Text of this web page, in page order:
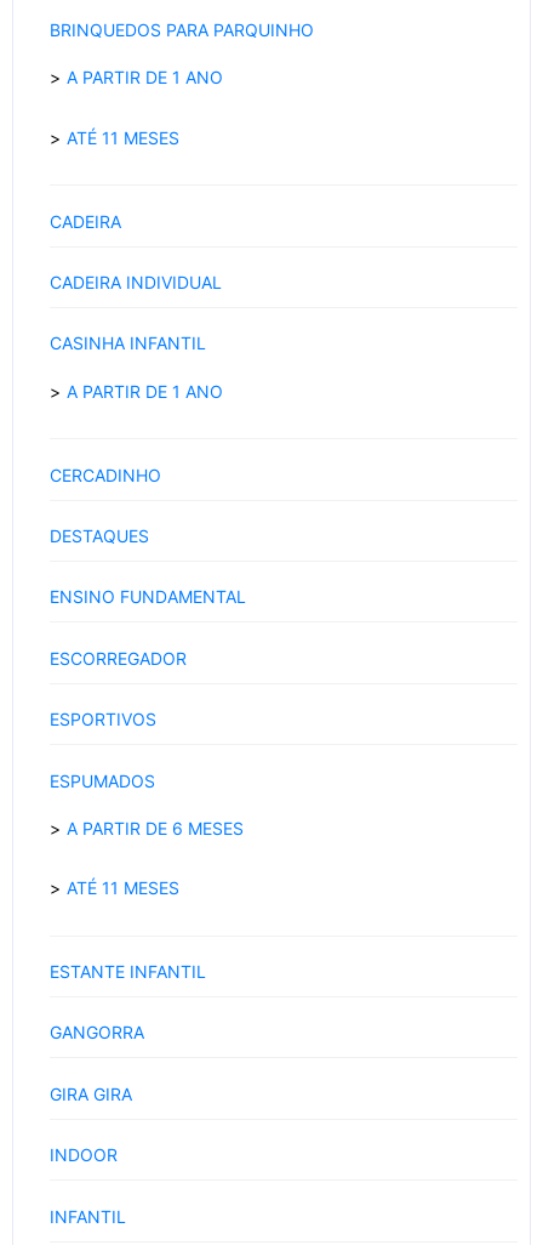
BRINQUEDOS PARA PARQUINHO
A PARTIR DE 1 ANO
ATÉ 11 MESES
CADEIRA
CADEIRA INDIVIDUAL
CASINHA INFANTIL
A PARTIR DE 1 ANO
CERCADINHO
DESTAQUES
ENSINO FUNDAMENTAL
ESCORREGADOR
ESPORTIVOS
ESPUMADOS
A PARTIR DE 6 MESES
ATÉ 11 MESES
ESTANTE INFANTIL
GANGORRA
GIRA GIRA
INDOOR
INFANTIL